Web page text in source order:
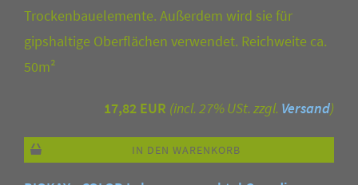
Trockenbauelemente. Außerdem wird sie für
gipshaltige Oberflächen verwendet. Reichweite ca.
50m²
17,82 EUR (incl. 27% USt. zzgl. Versand)
IN DEN WARENKORB